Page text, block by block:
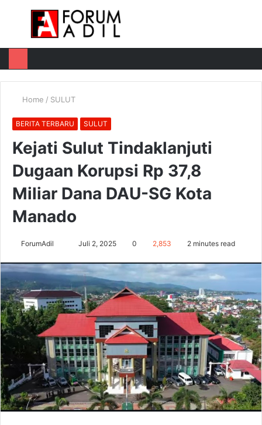
Menu
Home / SULUT
BERITA TERBARU SULUT
Kejati Sulut Tindaklanjuti
Dugaan Korupsi Rp 37,8
Miliar Dana DAU-SG Kota
Manado
ForumAdil
email
Juli 2, 2025 0 2,853 2 minutes read